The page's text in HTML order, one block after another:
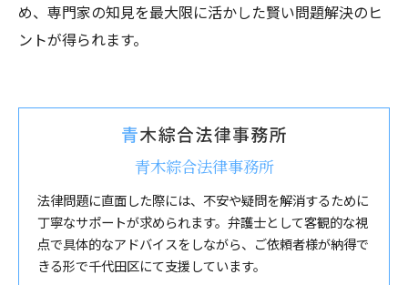
め、専門家の知見を最大限に活かした賢い問題解決のヒ
ントが得られます。
青木綜合法律事務所
法律問題に直面した際には、不安や疑問を解消するために
丁寧なサポートが求められます。弁護士として客観的な視
点で具体的なアドバイスをしながら、ご依頼者様が納得で
きる形で千代田区にて支援しています。